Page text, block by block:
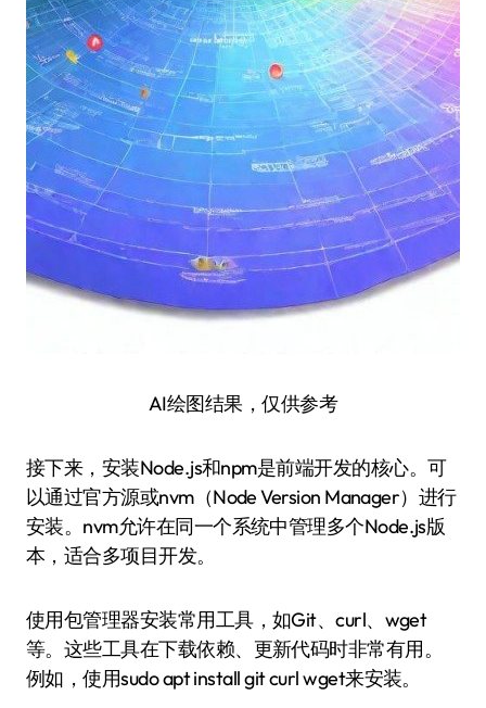
AI绘图结果，仅供参考
接下来，安装Node.js和npm是前端开发的核心。可
以通过官方源或nvm（Node Version Manager）进行
安装。nvm允许在同一个系统中管理多个Node.js版
本，适合多项目开发。
使用包管理器安装常用工具，如Git、curl、wget
等。这些工具在下载依赖、更新代码时非常有用。
例如，使用sudo apt install git curl wget来安装。